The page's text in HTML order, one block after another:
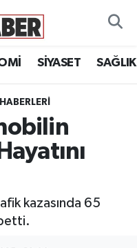
SİYASET SAĞLIK
kazasında 65